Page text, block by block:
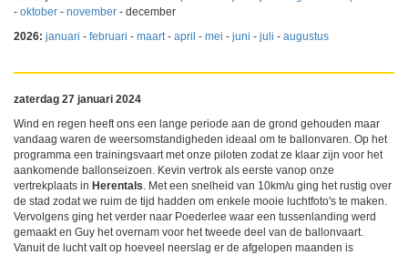
- oktober - november - december
2026: januari - februari - maart- april - mei - juni - juli - augustus
zaterdag 27 januari 2024
Wind en regen heeft ons een lange periode aan de grond gehouden maar
vandaag waren de weersomstandigheden ideaal om te ballonvaren. Op het
programma een trainingsvaart met onze piloten zodat ze klaar zijn voor het
aankomende ballonseizoen. Kevin vertrok als eerste vanop onze
vertrekplaats in Herentals. Met een snelheid van 10km/u ging het rustig over
de stad zodat we ruim de tijd hadden om enkele mooie luchtfoto's te maken.
Vervolgens ging het verder naar Poederlee waar een tussenlanding werd
gemaakt en Guy het overnam voor het tweede deel van de ballonvaart.
Vanuit de lucht valt op hoeveel neerslag er de afgelopen maanden is